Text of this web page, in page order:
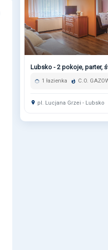
Lubsko - 2 pokoje, parter,
1 łazienka C.O.
pl. Lucjana Grzei - Lubsko